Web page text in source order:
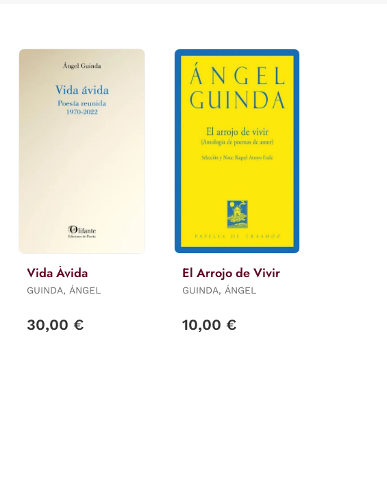
Vida Ávida
GUINDA, ÁNGEL
30,00 €
El Arrojo de Vivir
GUINDA, ÁNGEL
10,00 €